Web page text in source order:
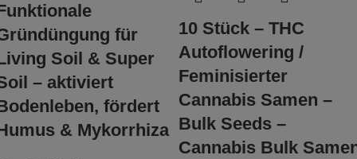
für
Soil & Super
– aktiviert
fördert
& Mykorrhiza
10 Stück – THC
Autoflowering /
Feminisierter
Cannabis Samen –
Bulk Seeds –
Cannabis Bulk